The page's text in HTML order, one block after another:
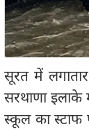
सूरत में
सरथाणा इलाके
स्कूल का स्टाफ